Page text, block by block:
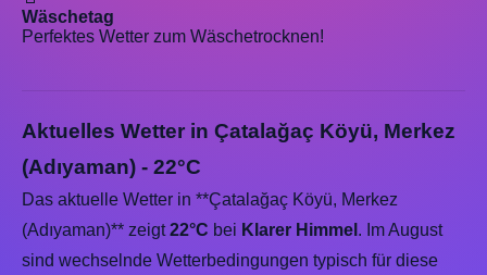
Wäschetag
Perfektes Wetter zum Wäschetrocknen!
Aktuelles Wetter in Çatalağaç Köyü, Merkez
(Adıyaman) - 22°C
Das aktuelle Wetter in **Çatalağaç Köyü, Merkez
(Adıyaman)** zeigt22°C bei Klarer Himmel . Im August
sind wechselnde Wetterbedingungen typisch für diese